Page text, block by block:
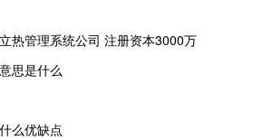
热管理系统公司 注册资本3000万
思是什么
么优缺点